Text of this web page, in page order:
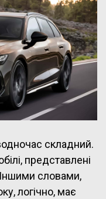
складний.
представлені
словами,
логічно, має